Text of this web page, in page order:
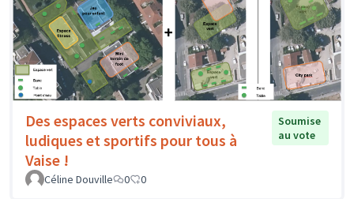
Des espaces verts conviviaux,
ludiques et sportifs pour tous à
Vaise !
Soumise
au vote
Céline Douville 0 0